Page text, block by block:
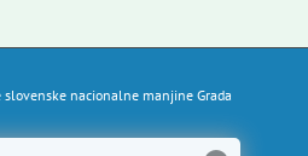
nacionalne manjine Grada